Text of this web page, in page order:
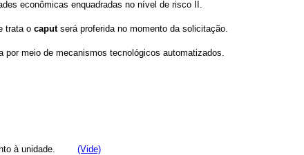
econômicas enquadradas no nível de risco II.
trata o caput será proferida no momento da solicitação.
meio de mecanismos tecnológicos automatizados.
à unidade. (Vide)